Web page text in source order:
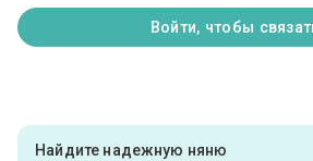
Войти, чтобы
Найдите надежную няню